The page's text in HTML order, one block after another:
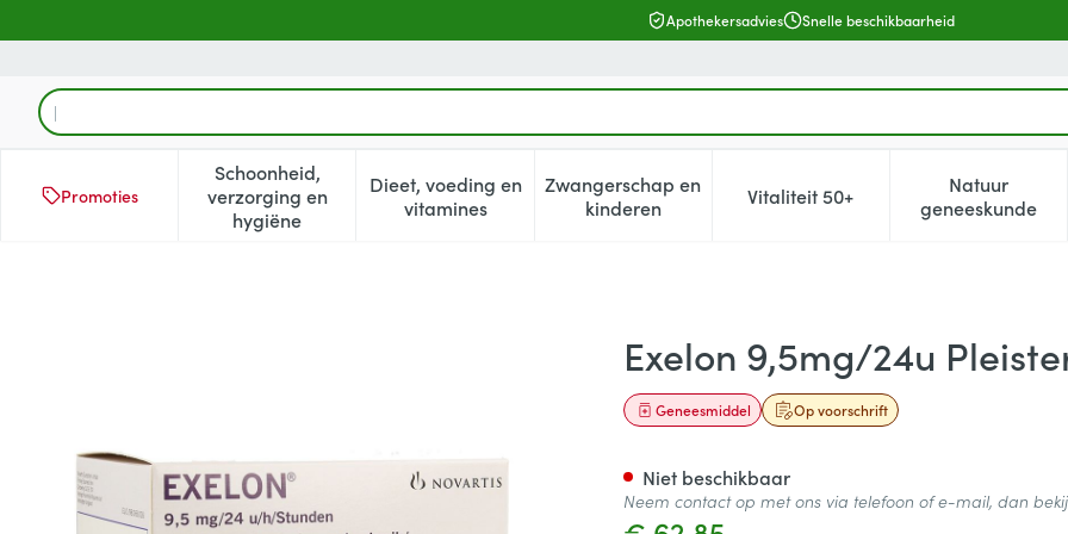
Apothekersadvies Snelle beschikbaarheid
Product, merk, categorie...
Promoties
Schoonheid,
verzorging en
hygiëne
Toon submenu voor Schoonheid, verzorging en hygiëne categorie
Dieet, voeding en
vitaminesToon submenu voor Dieet, voeding en vitamines categorie
Zwangerschap en
kinderenToon submenu voor Zwangerschap en kinderen
Vitaliteit 50+Toon submenu voor Vitaliteit
Natuur
geneeskunde
Toon
Exelon 9,5mg/24u Pleister Transdermaal 90
Exelon 9,5mg/24u
Op voorschrift
Geneesmiddel
Niet beschikbaar
Neem contact op met ons via telefoon of e-mail, dan